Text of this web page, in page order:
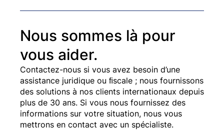
Nous sommes là pour
vous aider.
Contactez-nous si vous avez besoin d’une
assistance juridique ou ﬁscale ; nous fournissons
des solutions à nos clients internationaux depuis
plus de 30 ans. Si vous nous fournissez des
informations sur votre situation, nous vous
mettrons en contact avec un spécialiste.